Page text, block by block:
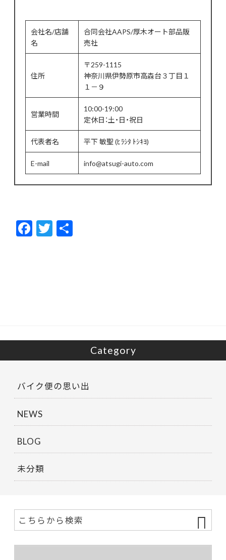
会社名/店舗
名
合同会社AAPS/厚木オート部品販
売社
住所
〒259-1115
神奈川県伊勢原市高森台３丁目１
１－９
営業時間
10:00-19:00
定休日：土・日・祝日
代表者名 平下 敏聖 (ﾋﾗｼﾀ ﾄｼｷﾖ)
E-mail info@atsugi-auto.com
F
ac
T
w
Category
バイク便の思い出
NEWS
BLOG
未分類